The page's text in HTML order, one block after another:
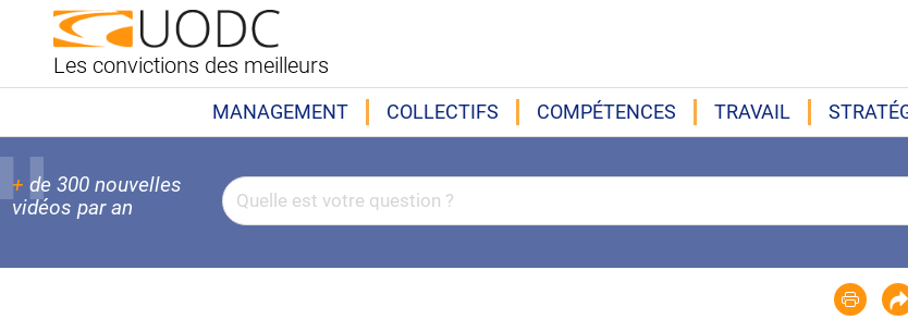
Les convictions des meilleurs
MANAGEMENT COLLECTIFS COMPÉTENCES TRAVAIL
+ de 300 nouvelles
vidéos par an